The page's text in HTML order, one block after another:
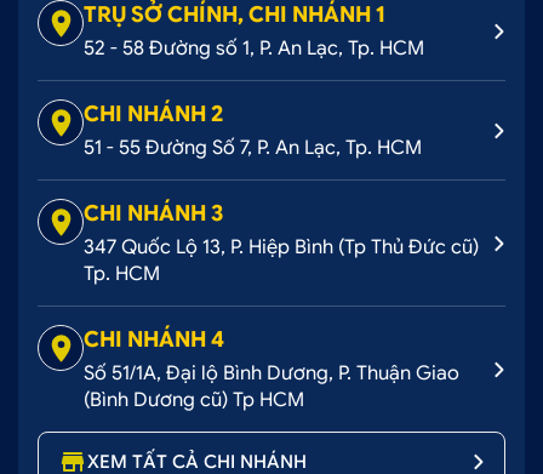
TRỤ SỞ CHÍNH, CHI NHÁNH 1
52 - 58 Đường số 1, P. An Lạc, Tp. HCM
CHI NHÁNH 2
51 - 55 Đường Số 7, P. An Lạc, Tp. HCM
CHI NHÁNH 3
347 Quốc Lộ 13, P. Hiệp Bình (Tp Thủ Đức cũ)
Tp. HCM
CHI NHÁNH 4
Số 51/1A, Đại lộ Bình Dương, P. Thuận Giao
(Bình Dương cũ) Tp HCM
XEM TẤT CẢ CHI NHÁNH